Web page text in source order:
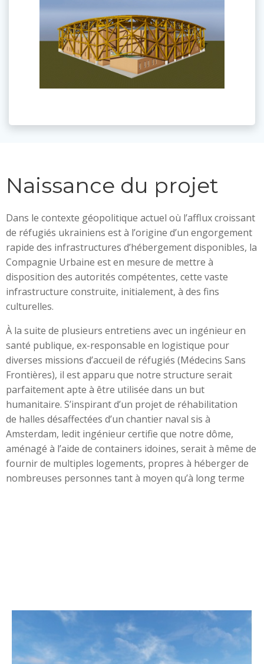
Naissance du projet
Dans le contexte géopolitique actuel où l’afflux croissant
de réfugiés ukrainiens est à l’origine d’un engorgement
rapide des infrastructures d’hébergement disponibles, la
Compagnie Urbaine est en mesure de mettre à
disposition des autorités compétentes, cette vaste
infrastructure construite, initialement, à des fins
culturelles.
À la suite de plusieurs entretiens avec un ingénieur en
santé publique, ex-responsable en logistique pour
diverses missions d’accueil de réfugiés (Médecins Sans
Frontières), il est apparu que notre structure serait
parfaitement apte à être utilisée dans un but
humanitaire. S’inspirant d’un projet de réhabilitation
de halles désaffectées d’un chantier naval sis à
Amsterdam, ledit ingénieur certifie que notre dôme,
aménagé à l’aide de containers idoines, serait à même de
fournir de multiples logements, propres à héberger de
nombreuses personnes tant à moyen qu’à long terme